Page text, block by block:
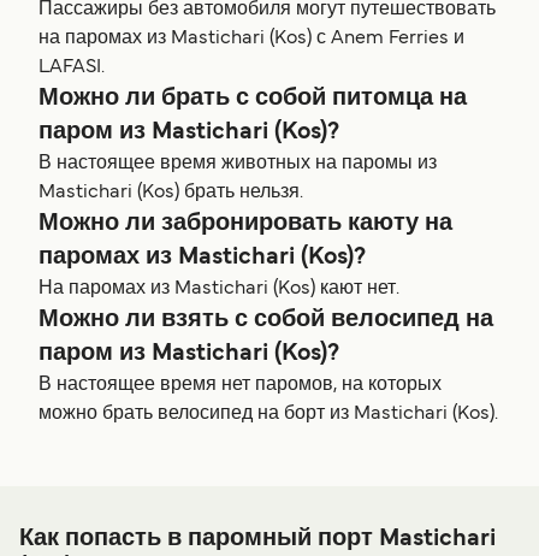
Пассажиры без автомобиля могут путешествовать
на паромах из Mastichari (Kos) с Anem Ferries и
LAFASI.
Можно ли брать с собой питомца на
паром из Mastichari (Kos)?
В настоящее время животных на паромы из
Mastichari (Kos) брать нельзя.
Можно ли забронировать каюту на
паромах из Mastichari (Kos)?
На паромах из Mastichari (Kos) кают нет.
Можно ли взять с собой велосипед на
паром из Mastichari (Kos)?
В настоящее время нет паромов, на которых
можно брать велосипед на борт из Mastichari (Kos).
Как попасть в паромный порт Mastichari